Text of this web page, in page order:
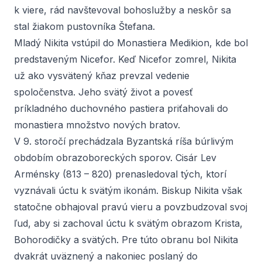
k viere, rád navštevoval bohoslužby a neskôr sa
stal žiakom pustovníka Štefana.
Mladý Nikita vstúpil do Monastiera Medikion, kde bol
predstaveným Nicefor. Keď Nicefor zomrel, Nikita
už ako vysvätený kňaz prevzal vedenie
spoločenstva. Jeho svätý život a povesť
príkladného duchovného pastiera priťahovali do
monastiera množstvo nových bratov.
V 9. storočí prechádzala Byzantská ríša búrlivým
obdobím obrazoboreckých sporov. Cisár Lev
Arménsky (813 – 820) prenasledoval tých, ktorí
vyznávali úctu k svätým ikonám. Biskup Nikita však
statočne obhajoval pravú vieru a povzbudzoval svoj
ľud, aby si zachoval úctu k svätým obrazom Krista,
Bohorodičky a svätých. Pre túto obranu bol Nikita
dvakrát uväznený a nakoniec poslaný do